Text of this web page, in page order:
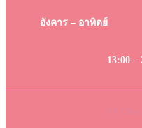
อังคาร – อาทิตย์
13:00 –